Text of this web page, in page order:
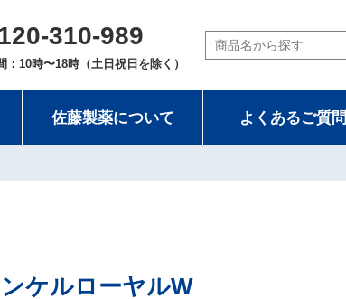
310-989
：10時〜18時（土日祝日を除く）
佐藤製薬について よくあるご質問
ケルローヤルW